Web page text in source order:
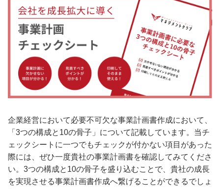
企業経営において必要不可欠な事業計画書作成において、
「3つの構成と10の骨子」について記載しています。当チ
ェックシートに一つでもチェックが付かない項目があった
際には、ぜひ一度貴社の事業計画書を確認してみてくださ
い。3つの構成と10の骨子を盛り込むことで、貴社の成長
を実現させる事業計画書作成へ繋げることができるでしょ